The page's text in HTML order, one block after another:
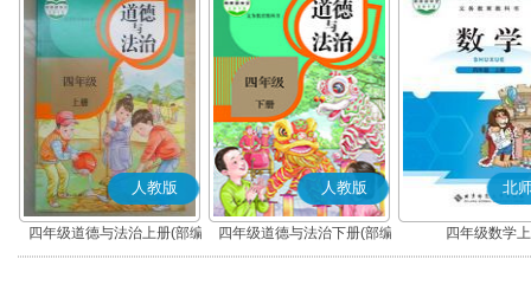
人教版
四年级道德与法治上册(部编
版)
人教版
四年级道德与法治下册(部编
版)
北
四年级数学